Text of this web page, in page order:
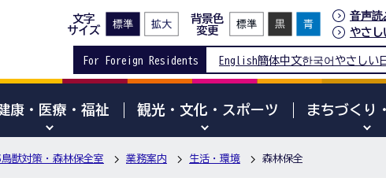
文字
サイズ
背景色
変更
音声読
やさし
For Foreign Residents English簡体中文한국어 やさしい
康・医療・福祉 観光・文化・スポーツ まちづくり
獣対策・森林保全室 業務案内 生活・環境 森林保全